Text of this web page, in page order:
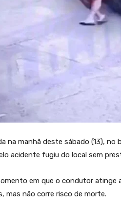
na manhã deste sábado (13), no
acidente fugiu do local sem
em que o condutor atinge
mas não corre risco de morte.